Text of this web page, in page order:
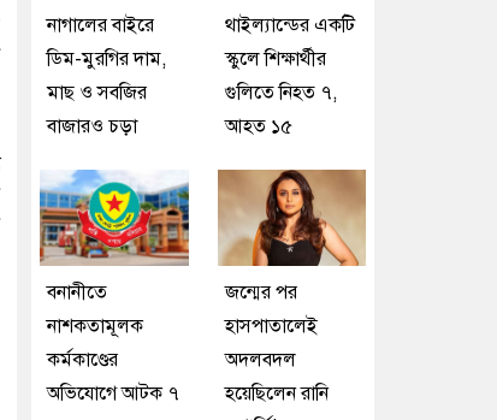
নাগালের বাইরে
ডিম-মুরগির দাম,
মাছ ও সবজির
বাজারও চড়া
থাইল্যান্ডের একটি
স্কুলে শিক্ষার্থীর
গুলিতে নিহত ৭,
আহত ১৫
বনানীতে
নাশকতামূলক
কর্মকাণ্ডের
অভিযোগে আটক ৭
জন্মের পর
হাসপাতালেই
অদলবদল
হয়েছিলেন রানি